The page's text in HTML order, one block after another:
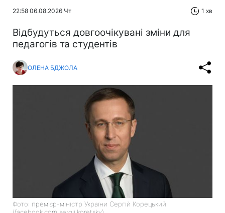
22:58 06.08.2026 Чт 1 хв
Відбудуться довгоочікувані зміни для
педагогів та студентів
ОЛЕНА БДЖОЛА
Фото: прем'єр-міністр України Сергій Корецький